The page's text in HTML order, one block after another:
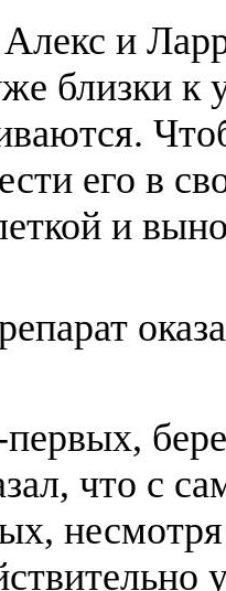
и
близки к
его в
и
первых,
что с